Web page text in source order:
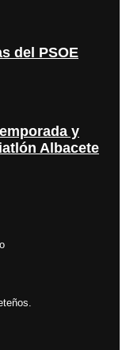
del PSOE
y
Albacete